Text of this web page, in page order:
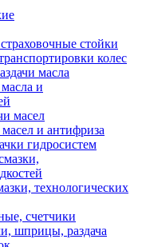
стойки
колес
масла
и
масел
и антифриза
гидросистем
технологических
счетчики
шприцы, раздача